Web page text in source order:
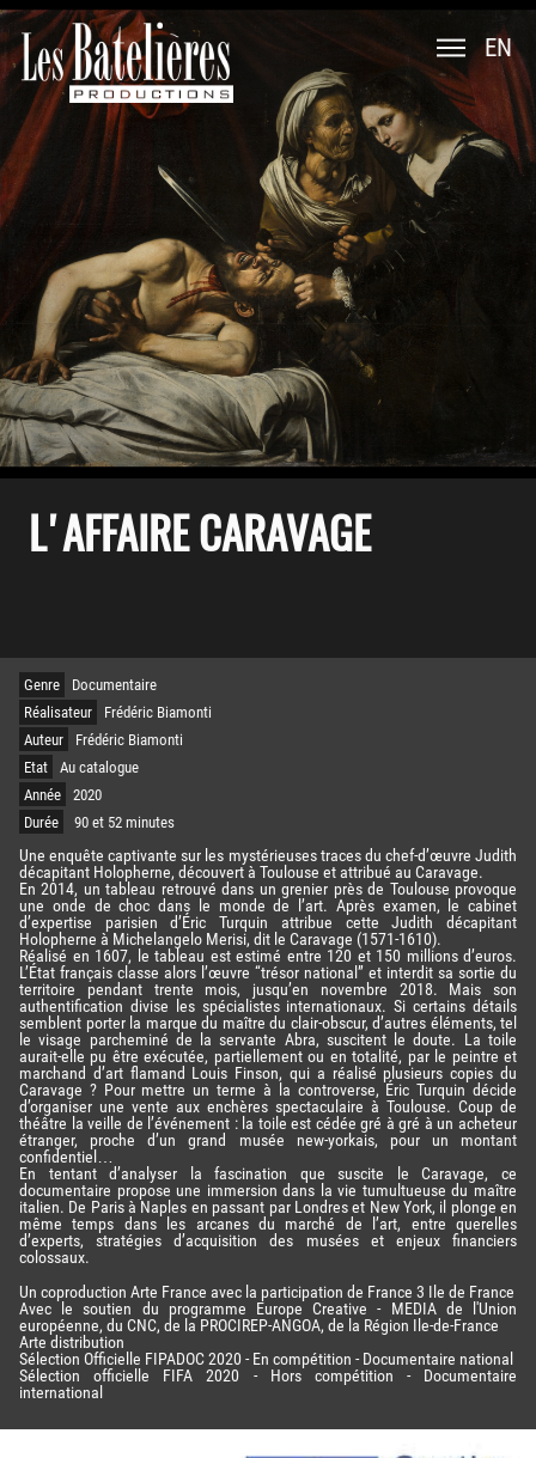
EN
L'AFFAIRE CARAVAGE
Genre
Documentaire
Réalisateur
Frédéric Biamonti
Auteur
Frédéric Biamonti
Etat
Au catalogue
Année
2020
Durée
90 et 52 minutes
Une enquête captivante sur les mystérieuses traces du chef-d’œuvre Judith
décapitant Holopherne, découvert à Toulouse et attribué au Caravage.
En 2014, un tableau retrouvé dans un grenier près de Toulouse provoque
une onde de choc dans le monde de l’art. Après examen, le cabinet
d’expertise parisien d’Éric Turquin attribue cette Judith décapitant
Holopherne à Michelangelo Merisi, dit le Caravage (1571-1610).
Réalisé en 1607, le tableau est estimé entre 120 et 150 millions d’euros.
L’État français classe alors l’œuvre “trésor national” et interdit sa sortie du
territoire pendant trente mois, jusqu’en novembre 2018. Mais son
authentification divise les spécialistes internationaux. Si certains détails
semblent porter la marque du maître du clair-obscur, d’autres éléments, tel
le visage parcheminé de la servante Abra, suscitent le doute. La toile
aurait-elle pu être exécutée, partiellement ou en totalité, par le peintre et
marchand d’art flamand Louis Finson, qui a réalisé plusieurs copies du
Caravage ? Pour mettre un terme à la controverse, Éric Turquin décide
d’organiser une vente aux enchères spectaculaire à Toulouse. Coup de
théâtre la veille de l’événement : la toile est cédée gré à gré à un acheteur
étranger, proche d’un grand musée new-yorkais, pour un montant
confidentiel…
En tentant d’analyser la fascination que suscite le Caravage, ce
documentaire propose une immersion dans la vie tumultueuse du maître
italien. De Paris à Naples en passant par Londres et New York, il plonge en
même temps dans les arcanes du marché de l’art, entre querelles
d’experts, stratégies d’acquisition des musées et enjeux financiers
colossaux.
Un coproduction Arte France avec la participation de France 3 Ile de France
Avec le soutien du programme Europe Creative - MEDIA de l'Union
européenne, du CNC, de la PROCIREP-ANGOA, de la Région Ile-de-France
Arte distribution
Sélection Officielle FIPADOC 2020 - En compétition - Documentaire national
Sélection officielle FIFA 2020 - Hors compétition - Documentaire
international